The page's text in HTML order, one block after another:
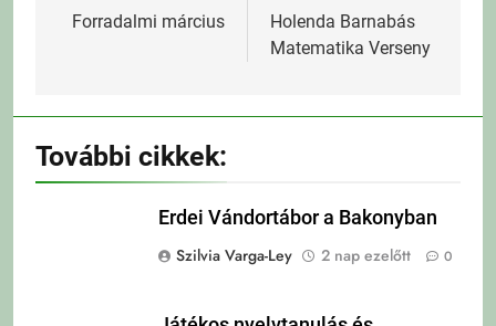
navigáció
Forradalmi március
Holenda Barnabás
Matematika Verseny
További cikkek:
Erdei Vándortábor a Bakonyban
Szilvia Varga-Ley
2 nap ezelőtt 0